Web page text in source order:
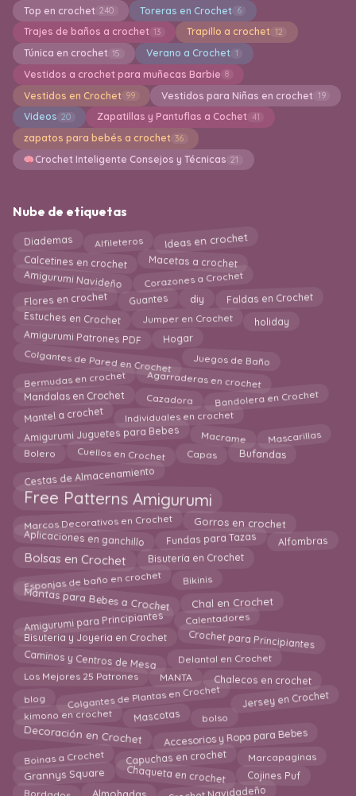
Top en crochet 240 Toreras en Crochet 6
Trajes de baños a crochet 13 Trapillo a crochet 12
Túnica en crochet 15 Verano a Crochet 1
Vestidos a crochet para muñecas Barbie 8
Vestidos en Crochet 99 Vestidos para Niñas en crochet 19
Videos 20 Zapatillas y Pantuflas a Cochet 41
zapatos para bebés a crochet 36
Crochet Inteligente Consejos y Técnicas 21
Nube de etiquetas
Diademas Alfileteros Ideas en crochet
Calcetines en crochet Macetas a crochet
Amigurumi Navideño Corazones a Crochet
Flores en crochet Guantes diy Faldas en Crochet
Estuches en Crochet Jumper en Crochet holiday
Amigurumi Patrones PDF Hogar
Colgantes de Pared en Crochet Juegos de Baño
Bermudas en crochet Agarraderas en crochet
Mandalas en Crochet Cazadora Bandolera en Crochet
Mantel a crochet Individuales en crochet
Amigurumi Juguetes para Bebes Macrame Mascarillas
Bolero Cuellos en Crochet Capas Bufandas
Cestas de Almacenamiento
Free Patterns Amigurumi
Marcos Decorativos en Crochet Gorros en crochet
Aplicaciones en ganchillo Fundas para Tazas Alfombras
Bolsas en Crochet Bisutería en Crochet
Esponjas de baño en crochet Bikinis
Mantas para Bebes a Crochet Chal en Crochet
Amigurumi para Principiantes Calentadores
Bisuteria y Joyeria en Crochet Crochet para Principiantes
Caminos y Centros de Mesa Delantal en Crochet
Los Mejores 25 Patrones MANTA Chalecos en crochet
blog Colgantes de Plantas en Crochet Jersey en Crochet
kimono en crochet Mascotas bolso
Decoración en Crochet Accesorios y Ropa para Bebes
Boinas a Crochet Capuchas en crochet Marcapaginas
Grannys Square Chaqueta en crochet Cojines Puf